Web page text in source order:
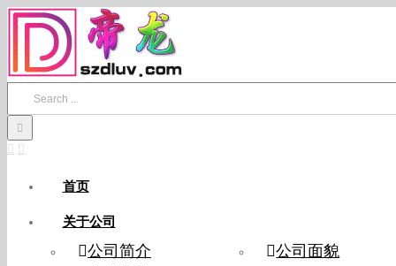
Skip
content
首页
关于公司
公司简介
公司面貌